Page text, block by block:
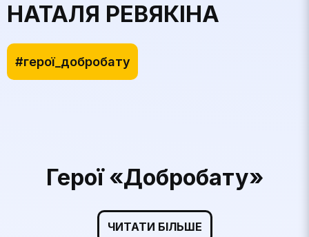
#герої_добробату
НАТАЛЯ РЕВЯКІНА
Герої «Добробату»
ЧИТАТИ БІЛЬШЕ